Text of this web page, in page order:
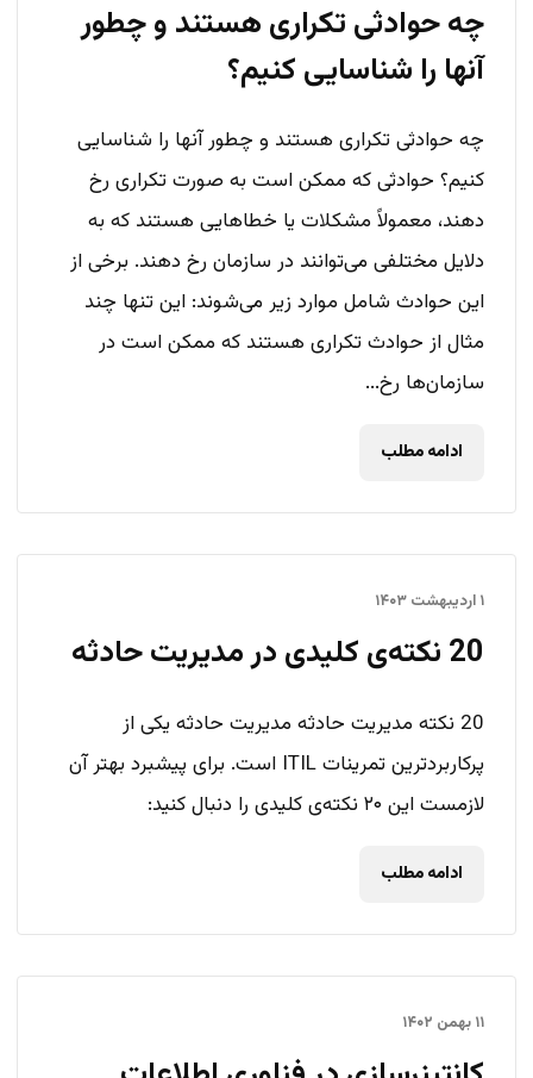
چه حوادثی تکراری هستند و چطور
آنها را شناسایی کنیم؟
چه حوادثی تکراری هستند و چطور آنها را شناسایی
کنیم؟ حوادثی که ممکن است به صورت تکراری رخ
دهند، معمولاً مشکلات یا خطاهایی هستند که به
دلایل مختلفی می‌توانند در سازمان رخ دهند. برخی از
این حوادث شامل موارد زیر می‌شوند: این تنها چند
مثال از حوادث تکراری هستند که ممکن است در
سازمان‌ها رخ...
ادامه مطلب
۱ اردیبهشت ۱۴۰۳
20 نکته‌ی کلیدی در مدیریت حادثه
20 نکته مدیریت حادثه مدیریت حادثه یکی از
پرکاربردترین تمرینات ITIL است. برای پیشبرد بهتر آن
لازمست این ۲۰ نکته‌ی کلیدی را دنبال کنید:
ادامه مطلب
۱۱ بهمن ۱۴۰۲